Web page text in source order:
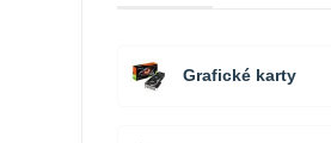
Grafické karty